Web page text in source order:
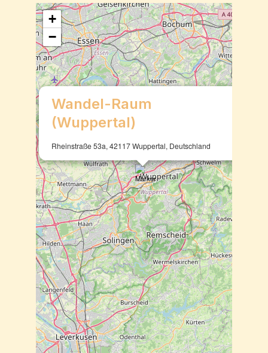
Wandel-Raum
(Wuppertal)
Rheinstraße 53a, 42117 Wuppertal, Deutschland
+
−